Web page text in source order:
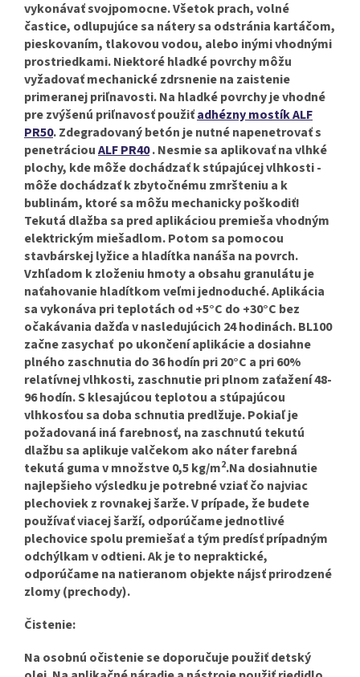
vykonávať svojpomocne.Všetok prach, volné
častice, odlupujúce sa nátery sa odstránia kartáčom,
pieskovaním, tlakovou vodou, alebo inými vhodnými
prostriedkami. Niektoré hladké povrchy môžu
vyžadovať mechanické zdrsnenie na zaistenie
primeranej priľnavosti. Na hladké povrchy je vhodné
pre zvýšenú priľnavosť použiťadhézny mostík ALF
PR50. Zdegradovaný betón je nutné napenetrovať s
penetráciouALF PR40. Nesmie sa aplikovať na vlhké
plochy, kde môže dochádzať k stúpajúcej vlhkosti -
môže dochádzať k zbytočnému zmršteniu a k
bublinám, ktoré sa môžu mechanicky poškodiť!
Tekutá dlažba sa pred aplikáciou premieša vhodným
elektrickým miešadlom. Potom sa pomocou
stavbárskej lyžice a hladítka nanáša na povrch.
Vzhľadom k zloženiu hmoty a obsahu granulátu je
naťahovanie hladítkom veľmi jednoduché. Aplikácia
sa vykonáva pri teplotách od +5°C do +30°C bez
očakávania dažďa v nasledujúcich 24 hodinách. BL100
začne zasychať po ukončení aplikácie a dosiahne
plného zaschnutia do 36 hodín pri 20°C a pri 60%
relatívnej vlhkosti, zaschnutie pri plnom zaťažení 48-
96 hodín. S klesajúcou teplotou a stúpajúcou
vlhkosťou sa doba schnutia predlžuje. Pokiaľ je
požadovaná iná farebnosť, na zaschnutú tekutú
dlažbu sa aplikuje valčekom ako náter farebná
tekutá guma v množstve 0,5 kg/m2.Na dosiahnutie
najlepšieho výsledku je potrebné vziať čo najviac
plechoviek z rovnakej šarže. V prípade, že budete
používať viacej šarží, odporúčame jednotlivé
plechovice spolu premiešať a tým predísť prípadným
odchýlkam v odtieni. Ak je to nepraktické,
odporúčame na natieranom objekte nájsť prirodzené
zlomy (prechody).
Čistenie:
Na osobnú očistenie se doporučuje použiť detský